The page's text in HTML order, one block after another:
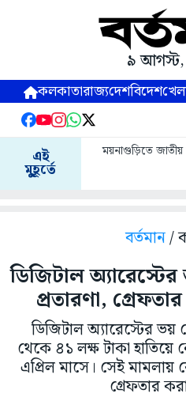
৯
কলকাতারাজ্যদেশবিদেশ
এই
মুহূর্তে
ময়নাগুড়িতে
বর্তমান/
ডিজিটাল
প্রতারণা,
ডিজিটাল অ্যারেস্টের ভয়
থেকে ৪১ লক্ষ টাকা
এপ্রিল মাসে। সেই
গ্রেফতার